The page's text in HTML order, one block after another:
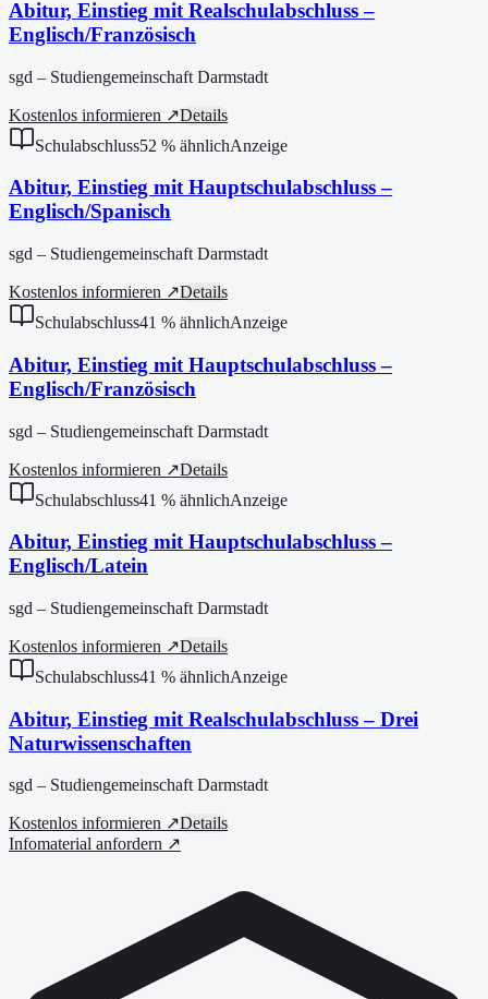
Abitur, Einstieg mit Realschulabschluss –
Englisch/Französisch
sgd – Studiengemeinschaft Darmstadt
Kostenlos informieren ↗Details
Schulabschluss52 % ähnlichAnzeige
Abitur, Einstieg mit Hauptschulabschluss –
Englisch/Spanisch
sgd – Studiengemeinschaft Darmstadt
Kostenlos informieren ↗Details
Schulabschluss41 % ähnlichAnzeige
Abitur, Einstieg mit Hauptschulabschluss –
Englisch/Französisch
sgd – Studiengemeinschaft Darmstadt
Kostenlos informieren ↗Details
Schulabschluss41 % ähnlichAnzeige
Abitur, Einstieg mit Hauptschulabschluss –
Englisch/Latein
sgd – Studiengemeinschaft Darmstadt
Kostenlos informieren ↗Details
Schulabschluss41 % ähnlichAnzeige
Abitur, Einstieg mit Realschulabschluss – Drei
Naturwissenschaften
sgd – Studiengemeinschaft Darmstadt
Kostenlos informieren ↗Details
Infomaterial anfordern ↗